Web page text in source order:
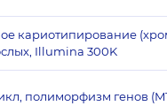
кариотипирование
Illumina 300K
полиморфизм генов